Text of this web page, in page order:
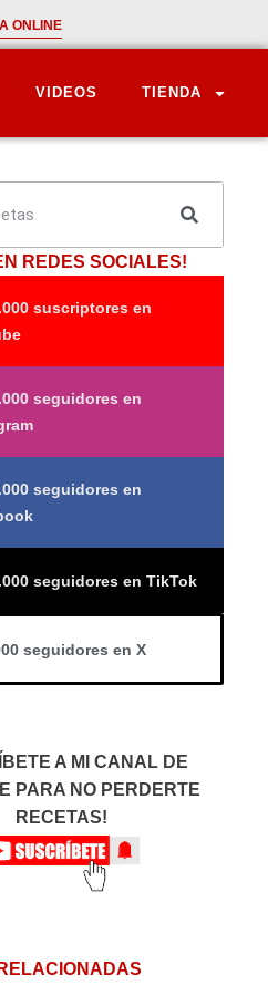
ONLINE
VIDEOS TIENDA
REDES SOCIALES!
suscriptores en
seguidores en
seguidores en
seguidores en TikTok
seguidores en X
A MI CANAL DE
PARA NO PERDERTE
RECETAS!